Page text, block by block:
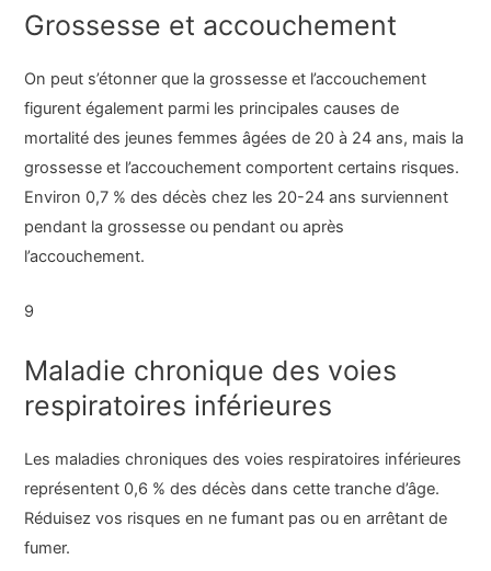
Grossesse et accouchement
On peut s’étonner que la grossesse et l’accouchement
figurent également parmi les principales causes de
mortalité des jeunes femmes âgées de 20 à 24 ans, mais la
grossesse et l’accouchement comportent certains risques.
Environ 0,7 % des décès chez les 20-24 ans surviennent
pendant la grossesse ou pendant ou après
l’accouchement.
9
Maladie chronique des voies
respiratoires inférieures
Les maladies chroniques des voies respiratoires inférieures
représentent 0,6 % des décès dans cette tranche d’âge.
Réduisez vos risques en ne fumant pas ou en arrêtant de
fumer.